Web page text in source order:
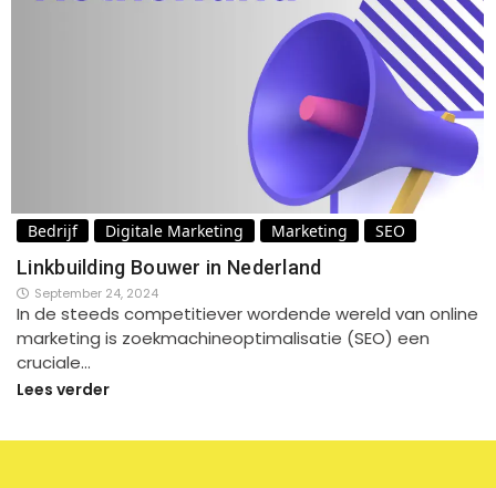
Bedrijf Digitale Marketing Marketing SEO
Linkbuilding Bouwer in Nederland
September 24, 2024
In de steeds competitiever wordende wereld van online
marketing is zoekmachineoptimalisatie (SEO) een
cruciale…
Lees verder